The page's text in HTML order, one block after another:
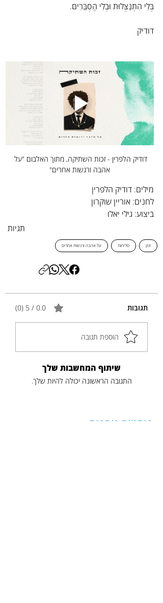
בְּלִי הִתְנַצְּלוּת וּבְלִי הֶסְבֵּרִים.
דודיק
דודיק הלפרין - זכות השתיקה, מתוך האלבום "על
אהבה ורגשות אחרים"
מילים: דודיק הלפרין
לחנים: אוריין שוקרון
ביצוע: גילי יאלו
תגיות
זמן סליחות על אהבה ורגשות אחרים
תגובות 0.0 / 5 ‏(0)
הוספת תגובה
שיתוף המחשבות שלך
התגובה הראשונה יכולה להיות שלך.
פוסטים נוספים